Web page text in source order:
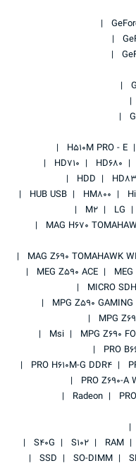
H510M PRO - E
HD680
HD710
HDD
HM800
HUB USB
LG
M2
MAG H670
MAG Z690 TOMAHAWK
MEG Z590 ACE
MICRO
MPG Z590 GAMING
MPG
MPG Z690
Msi
PRO
PRO H610M-G DDR4
PRO Z690-A
Radeon
RAM
S102
S40G
SO-DIMM
SSD